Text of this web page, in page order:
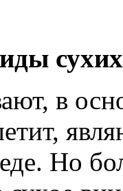
в
Но